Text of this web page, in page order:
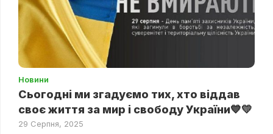
Новини
Сьогодні ми згадуємо тих, хто віддав
своє життя за мир і свободу України💙💛
29 Серпня, 2025